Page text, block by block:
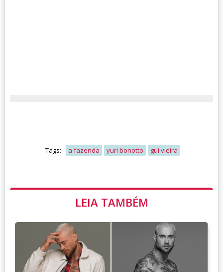
Tags: a fazenda yuri bonotto gui vieira
LEIA TAMBÉM